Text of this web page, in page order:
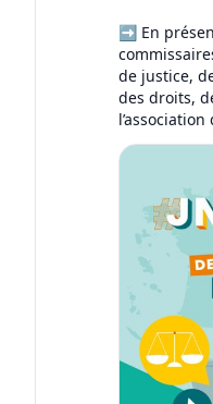
➡️ En
de justice,
des droits,
l’association